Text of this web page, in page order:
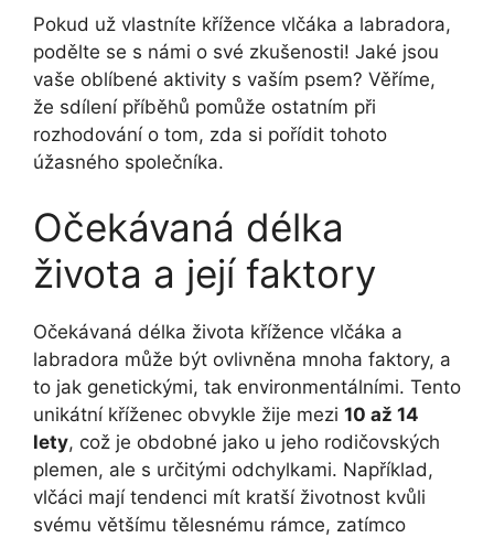
Pokud už vlastníte křížence vlčáka a labradora,
podělte se s námi o své zkušenosti! Jaké jsou
vaše oblíbené aktivity s vaším psem? Věříme,
že sdílení příběhů pomůže ostatním při
rozhodování o tom, zda si pořídit tohoto
úžasného společníka.
Očekávaná délka
života a její faktory
Očekávaná délka života křížence vlčáka a
labradora může být ovlivněna mnoha faktory, a
to jak genetickými, tak environmentálními. Tento
unikátní kříženec obvykle žije mezi 10 až 14
lety, což je obdobné jako u jeho rodičovských
plemen, ale s určitými odchylkami. Například,
vlčáci mají tendenci mít kratší životnost kvůli
svému většímu tělesnému rámce, zatímco